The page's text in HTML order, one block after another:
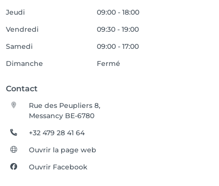
Jeudi
09:00 - 18:00
Vendredi
09:30 - 19:00
Samedi
09:00 - 17:00
Dimanche
Fermé
Contact
Rue des Peupliers 8,
Messancy BE-6780
+32 479 28 41 64
Ouvrir la page web
Ouvrir Facebook